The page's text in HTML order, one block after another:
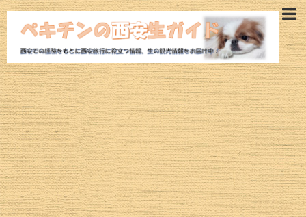
西安旅行ガイド
西安観光モデルコース
西安ホテル
西安観光スポット
魅惑の西安グルメ
航空券